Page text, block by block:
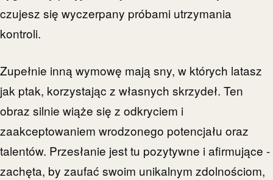
czujesz się wyczerpany próbami utrzymania
kontroli.
Zupełnie inną wymowę mają sny, w których latasz
jak ptak, korzystając z własnych skrzydeł. Ten
obraz silnie wiąże się z odkryciem i
zaakceptowaniem wrodzonego potencjału oraz
talentów. Przesłanie jest tu pozytywne i afirmujące -
zachęta, by zaufać swoim unikalnym zdolnościom,